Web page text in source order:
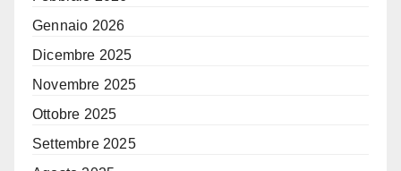
Gennaio 2026
Dicembre 2025
Novembre 2025
Ottobre 2025
Settembre 2025